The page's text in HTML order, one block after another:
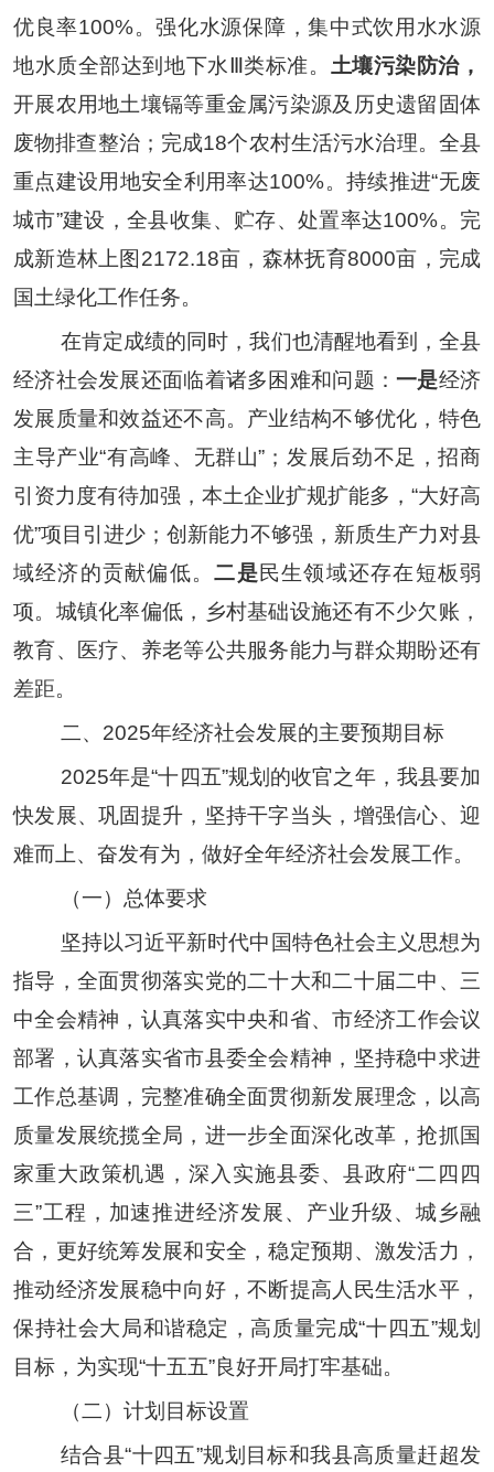
优良率100%。强化水源保障，集中式饮用水水源
地水质全部达到地下水Ⅲ类标准。 土壤污染防治，
开展农用地土壤镉等重金属污染源及历史遗留固体
废物排查整治； 完成18个农村生活污水治理。 全县
重点建设用地安全利用率达100%。持续推进“无废
城市”建设，全县收集、贮存、处置率达100%。 完
成新造林 上图2172.18亩，森林抚育8000亩， 完成
国土绿化工作任务。
在肯定成绩的同时，我们也清醒地看到，全县
经济社会发展还面临着诸多困难和问题：一是经济
发展质量和效益还不高。产业结构不够优化 ， 特色
主导产业“有高峰、无群山”；发展后劲不足，招商
引资力度有待加强， 本土企业扩规扩能多，“大好高
优”项目引进少；创新能力不够强 ，新质生产力对县
域经济的贡献偏低。二是民生领域还存在短板弱
项。城镇化率偏低，乡村基础设施还有不少欠账，
教育、医疗、养老等公共服务能力与群众期盼还有
差距。
二、 2025年经济社会发展的主要预期目标
2025年是“十四五”规划的收官之年，我县要加
快发展、巩固提升 ， 坚持干字当头，增强信心、迎
难而上、奋发有为，做好全年经济社会发展工作。
（一）总体要求
坚持以习近平新时代中国特色社会主义思想为
指导，全面贯彻落实党的二十大和二十届二中 、三
中全会精神， 认真落实中央和省、市经济工作会议
部署，认真落实省市县委全会精神，坚持稳中求进
工作总基调，完整准确全面贯彻新发展理念，以高
质量发展统揽全局，进一步全面深化改革，抢抓国
家重大政策机遇，深入实施县委、县政府“二四四
三”工程，加速推进经济发展、产业升级、城乡融
合，更好统筹发展和安全，稳定预期、激发活力，
推动经济发展稳中向好，不断提高人民生活水平，
保持社会大局和谐稳定，高质量完成“十四五”规划
目标，为实现“十五五”良好开局打牢基础。
（二）计划目标设置
结合县“十四五”规划目标和我县高质量赶超发